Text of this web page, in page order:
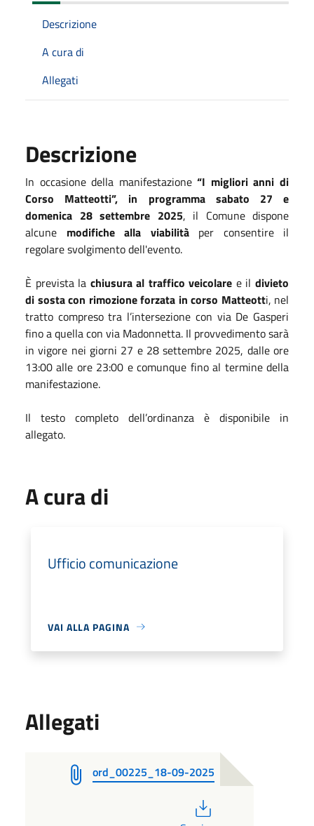
Descrizione
A cura di
Allegati
Descrizione
In occasione della manifestazione“I migliori anni di
Corso Matteotti”, in programma sabato 27 e
domenica 28 settembre 2025, il Comune dispone
alcune modifiche alla viabilitàper consentire il
regolare svolgimento dell'evento.
È prevista la chiusura al traffico veicolare e ildivieto
di sosta con rimozione forzata in corso Matteotti, nel
tratto compreso tra l’intersezione con via De Gasperi
fino a quella con via Madonnetta. Il provvedimento sarà
in vigore nei giorni 27 e 28 settembre 2025, dalle ore
13:00 alle ore 23:00 e comunque fino al termine della
manifestazione.
Il testo completo dell’ordinanza è disponibile in
allegato.
A cura di
Ufficio comunicazione
VAI ALLA PAGINA
Allegati
ord_00225_18-09-2025